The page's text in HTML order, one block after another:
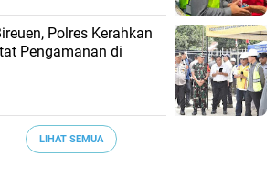
Polres Kerahkan
Pengamanan di
LIHAT SEMUA